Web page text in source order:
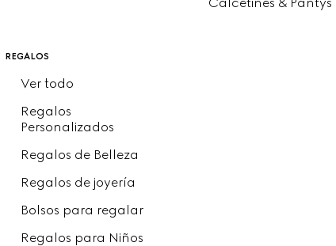
regalos
Ver todo
Regalos
Personalizados
Regalos de Belleza
Regalos de joyería
Bolsos para regalar
Regalos para Niños